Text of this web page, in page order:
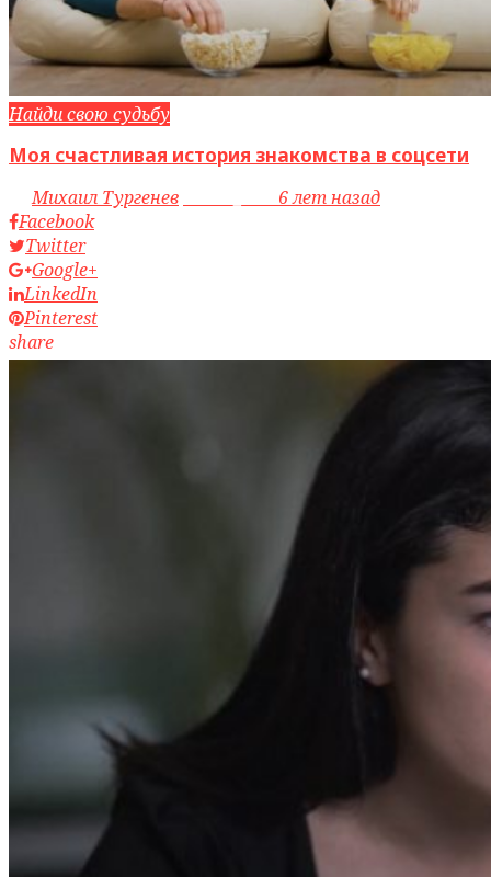
Найди свою судьбу
Моя счастливая история знакомства в соцсети
byМихаил Тургенев
6 лет назад
Facebook
Twitter
Google+
LinkedIn
Pinterest
share